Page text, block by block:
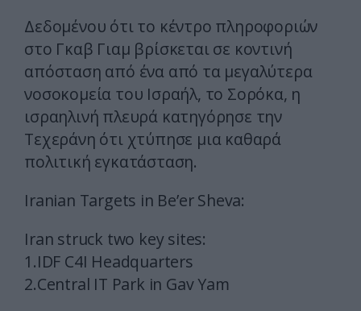
Δεδομένου ότι το κέντρο πληροφοριών
στο Γκαβ Γιαμ βρίσκεται σε κοντινή
απόσταση από ένα από τα μεγαλύτερα
νοσοκομεία του Ισραήλ, το Σορόκα, η
ισραηλινή πλευρά κατηγόρησε την
Τεχεράνη ότι χτύπησε μια καθαρά
πολιτική εγκατάσταση.
Iranian Targets in Be’er Sheva:
Iran struck two key sites:
1.IDF C4I Headquarters
2.Central IT Park in Gav Yam